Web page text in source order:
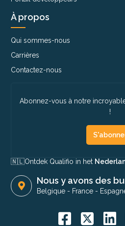
À propos
Qui sommes-nous
Carrières
Contactez-nous
Abonnez-vous à notre
!
🇳🇱​Ontdek Qualifio in het
Nous y avons des
Belgique - France -